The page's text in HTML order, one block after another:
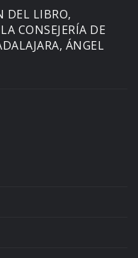
DEL LIBRO,
CONSEJERÍA DE
ÁNGEL